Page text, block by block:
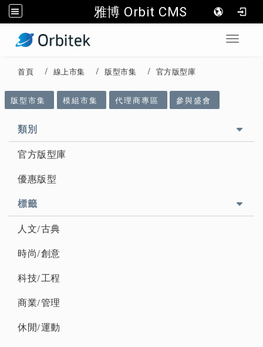
雅博 Orbit CMS
::: Toggle
首頁 線上市集 版型市集 官方版型庫
版型市集 模組市集 代理商專區 參與盛會
類別
官方版型庫
優惠版型
標籤
人文/古典
時尚/創意
科技/工程
商業/管理
休閒/運動